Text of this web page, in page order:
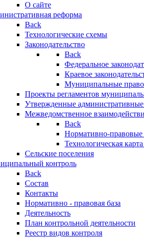
О сайте
реформа
Back
Технологические схемы
Законодательство
Back
Федеральное
Краевое
Муниципальные
Проекты регламентов
Утвержденные
Межведомственное
Back
Нормативно-правовые
Технологическая
Сельские поселения
контроль
Back
Состав
Контакты
Нормативно - правовая база
Деятельность
План контрольной деятельности
Реестр видов контроля